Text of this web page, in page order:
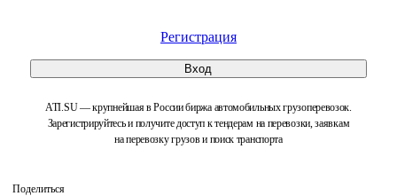
Регистрация
Вход
ATI.SU — крупнейшая в России биржа автомобильных грузоперевозок.
Зарегистрируйтесь и получите доступ к тендерам на перевозки, заявкам
на перевозку грузов и поиск транспорта
Поделиться